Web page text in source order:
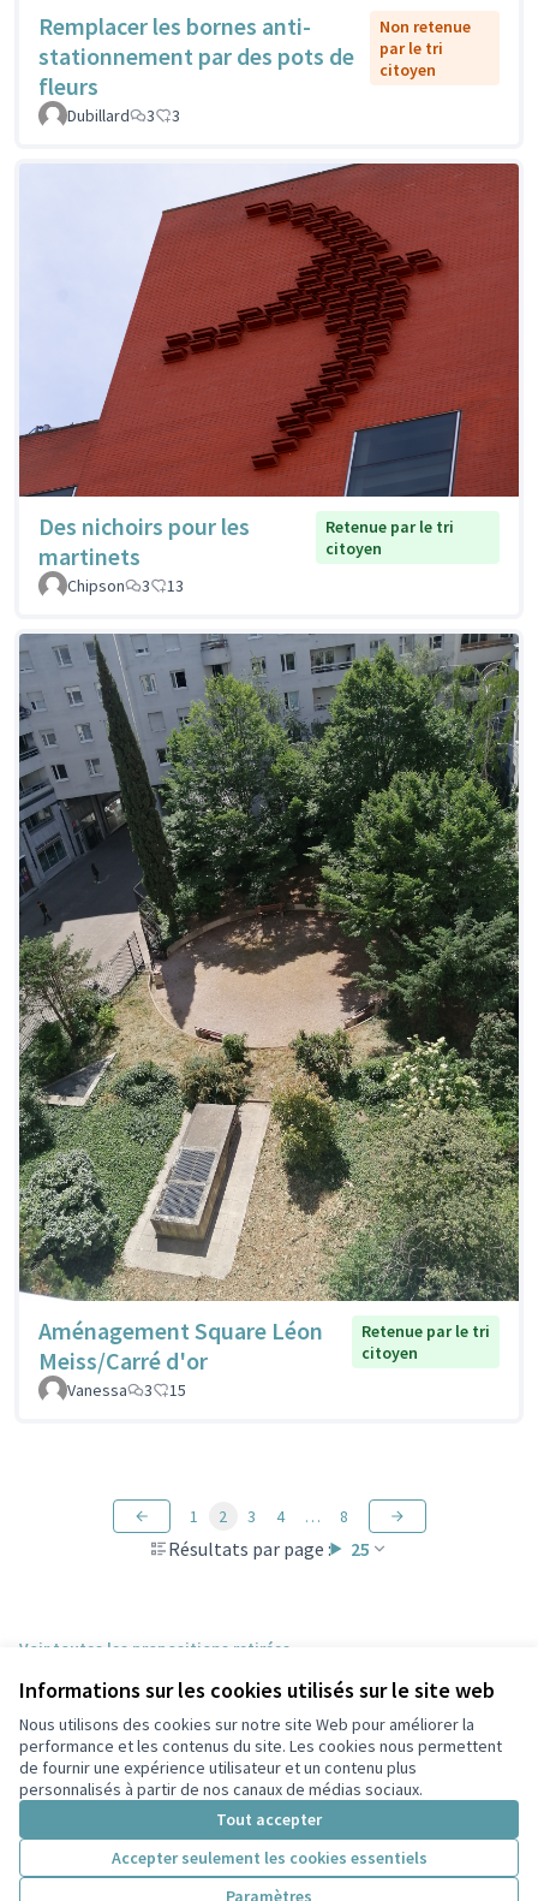
Informations sur les cookies utilisés sur le site web
Nous utilisons des cookies sur notre site Web pour améliorer la
performance et les contenus du site. Les cookies nous permettent
de fournir une expérience utilisateur et un contenu plus
personnalisés à partir de nos canaux de médias sociaux.
Tout accepter
Accepter seulement les cookies essentiels
Paramètres
Remplacer les bornes anti-
stationnement par des pots de
fleurs
Non retenue
par le tri
citoyen
Dubillard 3 3
Des nichoirs pour les
martinets
Retenue par le tri
citoyen
Chipson
3 13
Aménagement Square Léon
Meiss/Carré d'or
Retenue par le tri
citoyen
Vanessa
3 15
Résultats par page : 25
1 2 3 4 … 8
Voir toutes les propositions retirées
Conditions d'utilisation
Paramètres des cookies
Participez Villeurbanne sur X
(Lien externe)
Participez Villeurbanne sur Facebook
Participez Villeurbanne sur Instagram
Participez Villeurbanne sur YouTube
(Lien externe)
Licence
(Lien